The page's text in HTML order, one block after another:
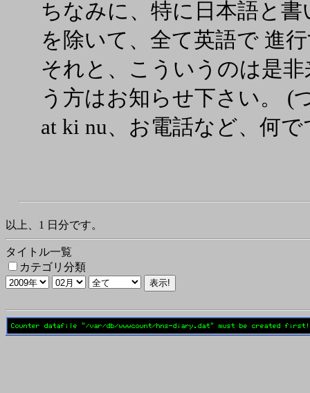
ちなみに、特に日本語と
を除いて、全て英語で 進
それと、こういうのは是
う方はお知らせ下さい。 (
at ki nu、お電話など、何で
以上、1 日分です。
タイトル一覧
カテゴリ分類